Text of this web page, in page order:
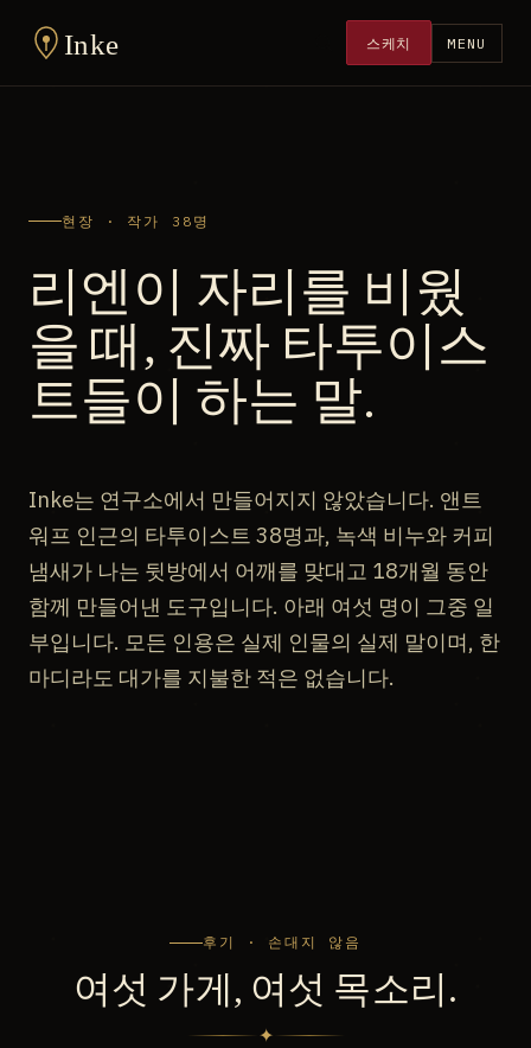
Inke 스케치 MENU
현장 · 작가 38명
리엔이 자리를 비웠
을 때, 진짜 타투이스
트들이 하는 말.
Inke는 연구소에서 만들어지지 않았습니다. 앤트
워프 인근의 타투이스트 38명과, 녹색 비누와 커피
냄새가 나는 뒷방에서 어깨를 맞대고 18개월 동안
함께 만들어낸 도구입니다. 아래 여섯 명이 그중 일
부입니다. 모든 인용은 실제 인물의 실제 말이며, 한
마디라도 대가를 지불한 적은 없습니다.
후기 · 손대지 않음
여섯 가게, 여섯 목소리.
✦